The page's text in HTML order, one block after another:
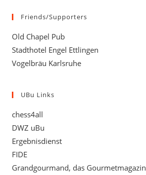
Friends/Supporters
Old Chapel Pub
Stadthotel Engel Ettlingen
Vogelbräu Karlsruhe
UBu Links
chess4all
DWZ uBu
Ergebnisdienst
FIDE
Grandgourmand, das Gourmetmagazin